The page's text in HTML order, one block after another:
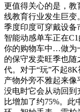
更值得关心的是，教
线教育行业发生巨变
季度印度可穿戴设备
智能动感单车正在
你的购物车中…做为
的保守发卖旺季也
代。对于“玩”不起
产物外旁不雅起来
没电时它会从动回到
比增加了约75%。